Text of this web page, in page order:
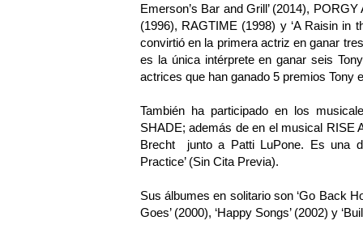
Emerson’s Bar and Grill’ (2014),
(1996), RAGTIME (1998) y ‘A Raisin in
convirtió en la primera actriz en ganar
es la única intérprete en ganar seis
actrices que han ganado 5 premios Tony
También ha participado en los
SHADE; además de en el musical RISE
Brecht junto a Patti LuPone. Es una
Practice’ (Sin Cita Previa).
Sus álbumes en solitario son ‘Go Back
Goes’ (2000), ‘Happy Songs’ (2002) y